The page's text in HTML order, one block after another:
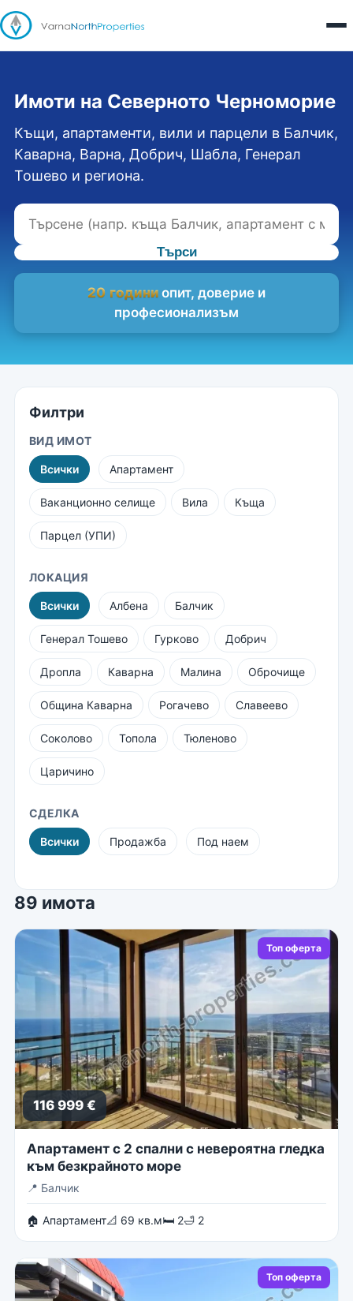
Имоти на Северното Черноморие
Къщи, апартаменти, вили и парцели в Балчик,
Каварна, Варна, Добрич, Шабла, Генерал
Тошево и региона.
Търси
20 години опит, доверие и
професионализъм
Филтри
ВИД ИМОТ
Всички Апартамент
Ваканционно селище Вила Къща
Парцел (УПИ)
ЛОКАЦИЯ
Всички Албена Балчик
Генерал Тошево Гурково Добрич
Дропла Каварна Малина Оброчище
Община Каварна Рогачево Славеево
Соколово Топола Тюленово
Царичино
СДЕЛКА
Всички Продажба Под наем
89 имота
Топ оферта
116 999 €
Апартамент с 2 спални с невероятна гледка
към безкрайното море
📍 Балчик
🏠 Апартамент📐 69 кв.м🛏 2🛁 2
Топ оферта